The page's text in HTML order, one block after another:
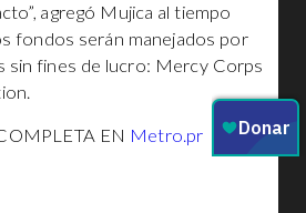
agregó Mujica al tiempo
fondos serán manejados por
sin fines de lucro: Mercy Corps
EN Metro.pr